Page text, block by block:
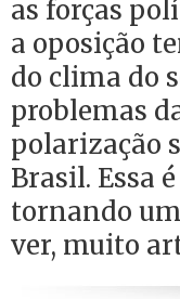
as forças
a oposição
do clima do
problemas
polarização
Brasil. Essa
tornando
ver, muito